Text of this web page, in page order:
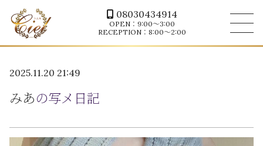
08030434914
OPEN：9:00～3:00
RECEPTION：8:00～2:00
2025.11.20 21:49
みあの写メ日記